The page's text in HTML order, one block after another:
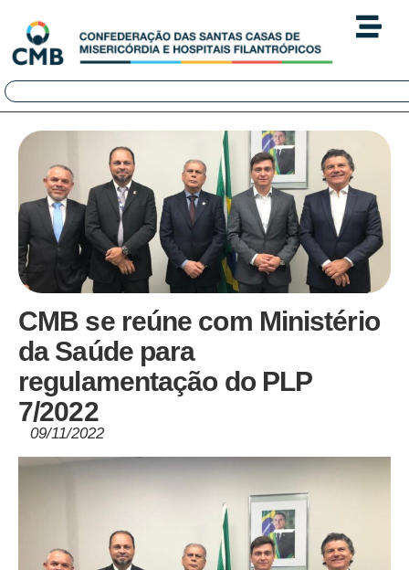
CMB se reúne com Ministério
da Saúde para
regulamentação do PLP
7/2022
09/11/2022